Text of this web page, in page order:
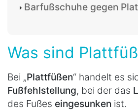
Barfußschuhe gegen
Was sind
Bei „Plattfüßen“ handelt es
Fußfehlstellung, bei der das
des Fußes eingesunken ist.